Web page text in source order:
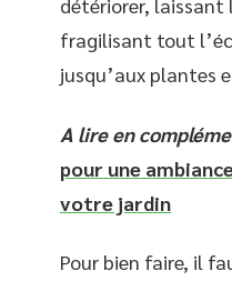
fragilisant tout
jusqu’aux plantes
A lire en
pour une
votre jardin
Pour bien faire, il